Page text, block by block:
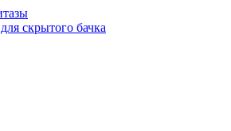
скрытого бачка